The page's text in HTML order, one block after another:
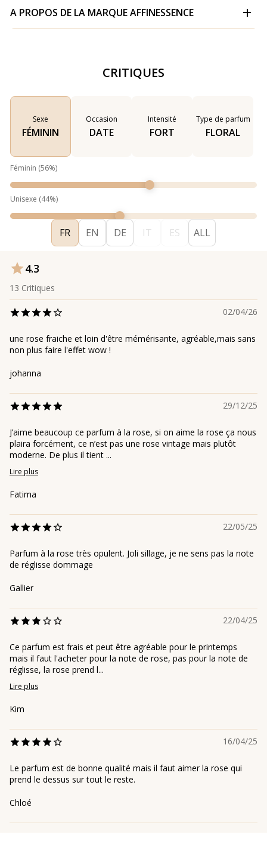
A PROPOS DE LA MARQUEAFFINESSENCE
CRITIQUES
Sexe
FÉMININ
Occasion
DATE
Intensité
FORT
Type de parfum
FLORAL
Féminin (56%)
Unisexe (44%)
FR EN DE IT ES ALL
4.3
13 Critiques
02/04/26
une rose fraiche et loin d'être mémérisante, agréable,mais sans
non plus faire l'effet wow !
johanna
29/12/25
J’aime beaucoup ce parfum à la rose, si on aime la rose ça nous
plaira forcément, ce n’est pas une rose vintage mais plutôt
moderne. De plus il tient ...
Lire plus
Fatima
22/05/25
Parfum à la rose très opulent. Joli sillage, je ne sens pas la note
de réglisse dommage
Gallier
22/04/25
Ce parfum est frais et peut être agréable pour le printemps
mais il faut l'acheter pour la note de rose, pas pour la note de
réglisse, la rose prend l...
Lire plus
Kim
16/04/25
Le parfum est de bonne qualité mais il faut aimer la rose qui
prend le dessus sur tout le reste.
Chloé